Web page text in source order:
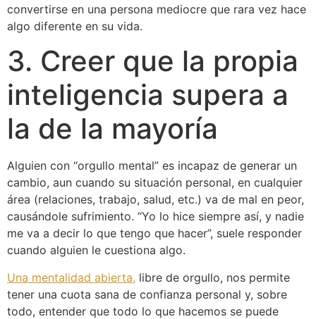
convertirse en una persona mediocre que rara vez hace
algo diferente en su vida.
3. Creer que la propia
inteligencia supera a
la de la mayoría
Alguien con “orgullo mental” es incapaz de generar un
cambio, aun cuando su situación personal, en cualquier
área (relaciones, trabajo, salud, etc.) va de mal en peor,
causándole sufrimiento. “Yo lo hice siempre así, y nadie
me va a decir lo que tengo que hacer”, suele responder
cuando alguien le cuestiona algo.
Una mentalidad abierta, libre de orgullo, nos permite
tener una cuota sana de confianza personal y, sobre
todo, entender que todo lo que hacemos se puede